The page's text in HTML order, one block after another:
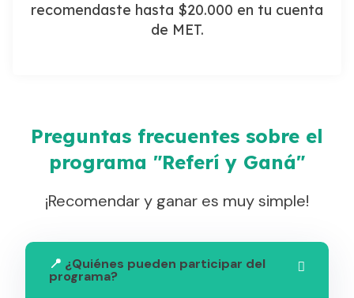
recomendaste hasta $20.000 en tu cuenta
de MET.
Preguntas frecuentes sobre el
programa "Referí y Ganá"
¡Recomendar y ganar es muy simple!
📍 ¿Quiénes pueden participar del
programa?